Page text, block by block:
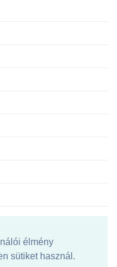
élmény
sütiket használ.